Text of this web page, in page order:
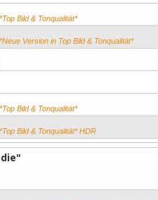
Bild & Tonqualität*
Version in Top Bild & Tonqualität*
Bild & Tonqualität*
Bild & Tonqualität* HDR